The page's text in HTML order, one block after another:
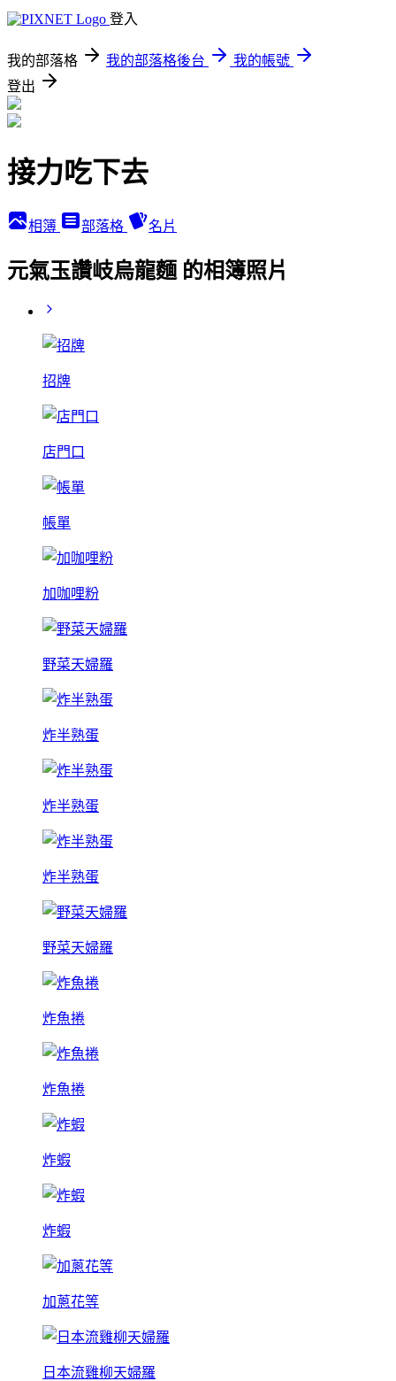
登入
我的部落格 我的部落格後台
我的帳號
登出
接力吃下去
相簿 部落格 名片
元氣玉讚岐烏龍麵 的相簿照片
招牌
店門口
帳單
加咖哩粉
野菜天婦羅
炸半熟蛋
炸半熟蛋
炸半熟蛋
野菜天婦羅
炸魚捲
炸魚捲
炸蝦
炸蝦
加蔥花等
日本流雞柳天婦羅